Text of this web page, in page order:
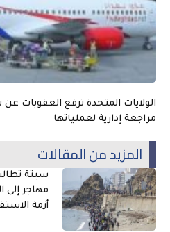
الولايات المتحدة ترفع العقوبات
مراجعة إدارية لعملياتها
المزيد من المقالات
سبتة
مهاجر إلى
أزمة